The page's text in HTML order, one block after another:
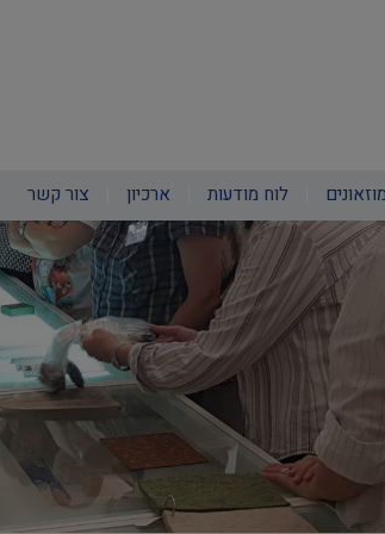
לוח מודעות ארכיון צור קשר